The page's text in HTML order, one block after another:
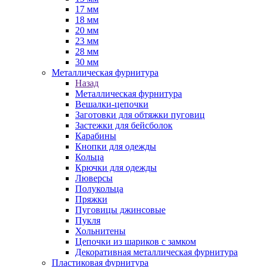
17 мм
18 мм
20 мм
23 мм
28 мм
30 мм
Металлическая фурнитура
Назад
Металлическая фурнитура
Вешалки-цепочки
Заготовки для обтяжки пуговиц
Застежки для бейсболок
Карабины
Кнопки для одежды
Кольца
Крючки для одежды
Люверсы
Полукольца
Пряжки
Пуговицы джинсовые
Пукля
Хольнитены
Цепочки из шариков с замком
Декоративная металлическая фурнитура
Пластиковая фурнитура